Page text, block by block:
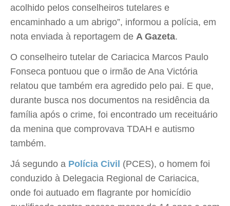
acolhido pelos conselheiros tutelares e
encaminhado a um abrigo”, informou a polícia, em
nota enviada à reportagem de A Gazeta.
O conselheiro tutelar de Cariacica Marcos Paulo
Fonseca pontuou que o irmão de Ana Victória
relatou que também era agredido pelo pai. E que,
durante busca nos documentos na residência da
família após o crime, foi encontrado um receituário
da menina que comprovava TDAH e autismo
também.
Já segundo a Polícia Civil (PCES), o homem foi
conduzido à Delegacia Regional de Cariacica,
onde foi autuado em flagrante por homicídio